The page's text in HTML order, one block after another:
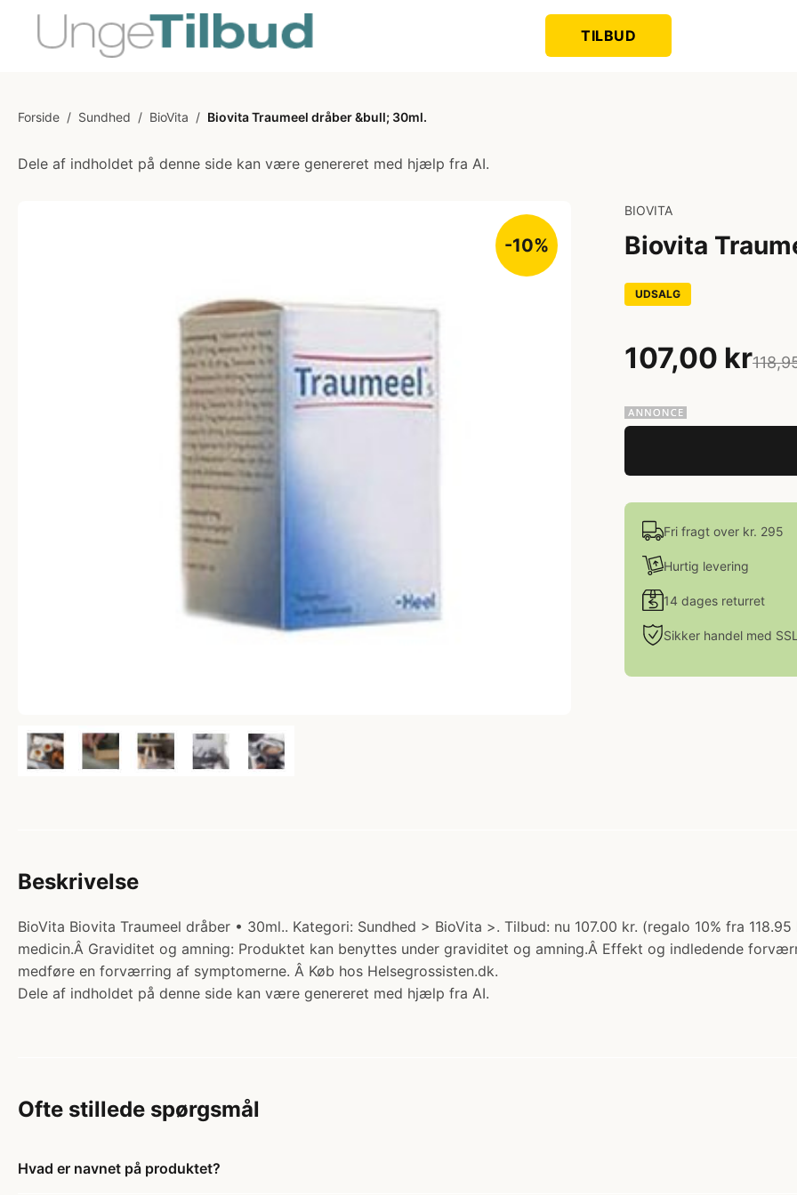
TILBUD
Forside / Sundhed / BioVita / Biovita Traumeel dråber &bull; 30ml.
Dele af indholdet på denne side kan være genereret med hjælp fra AI.
-10%
BIOVITA
Biovita
UDSALG
107,00 kr
Fri fragt over kr. 295
Hurtig levering
14 dages returret
Sikker handel med SSL
Beskrivelse
BioVita Biovita Traumeel dråber • 30ml.. Kategori: Sundhed > BioVita >. Tilbud: nu 107.00 kr. (regalo 10% fra
medicin.Â Graviditet og amning: Produktet kan benyttes under graviditet og amning.Â Effekt og indledende
medføre en forværring af symptomerne. Â Køb hos Helsegrossisten.dk.
Dele af indholdet på denne side kan være genereret med hjælp fra AI.
Ofte stillede spørgsmål
Hvad er navnet på produktet?